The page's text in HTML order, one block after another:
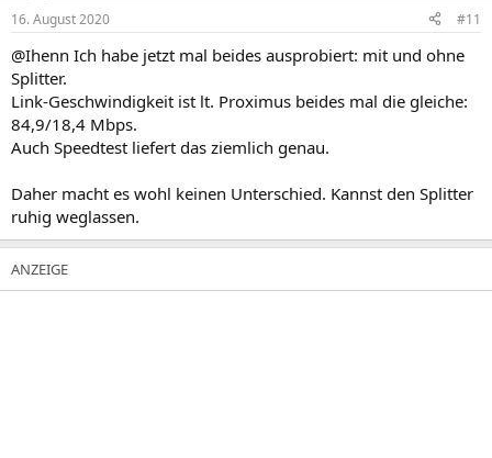
e
:
16. August 2020 #11
@Ihenn Ich habe jetzt mal beides ausprobiert: mit und ohne
Splitter.
Link-Geschwindigkeit ist lt. Proximus beides mal die gleiche:
84,9/18,4 Mbps.
Auch Speedtest liefert das ziemlich genau.
Daher macht es wohl keinen Unterschied. Kannst den Splitter
ruhig weglassen.